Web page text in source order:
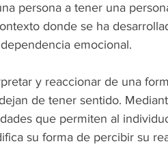
persona a tener una
donde se ha
emocional.
y reaccionar de una
de tener sentido.
que permiten al
su forma de percibir su